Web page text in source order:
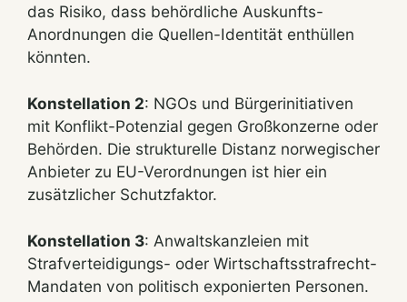
das Risiko, dass behördliche Auskunfts-
Anordnungen die Quellen-Identität enthüllen
könnten.
Konstellation 2: NGOs und Bürgerinitiativen
mit Konflikt-Potenzial gegen Großkonzerne oder
Behörden. Die strukturelle Distanz norwegischer
Anbieter zu EU-Verordnungen ist hier ein
zusätzlicher Schutzfaktor.
Konstellation 3: Anwaltskanzleien mit
Strafverteidigungs- oder Wirtschaftsstrafrecht-
Mandaten von politisch exponierten Personen.